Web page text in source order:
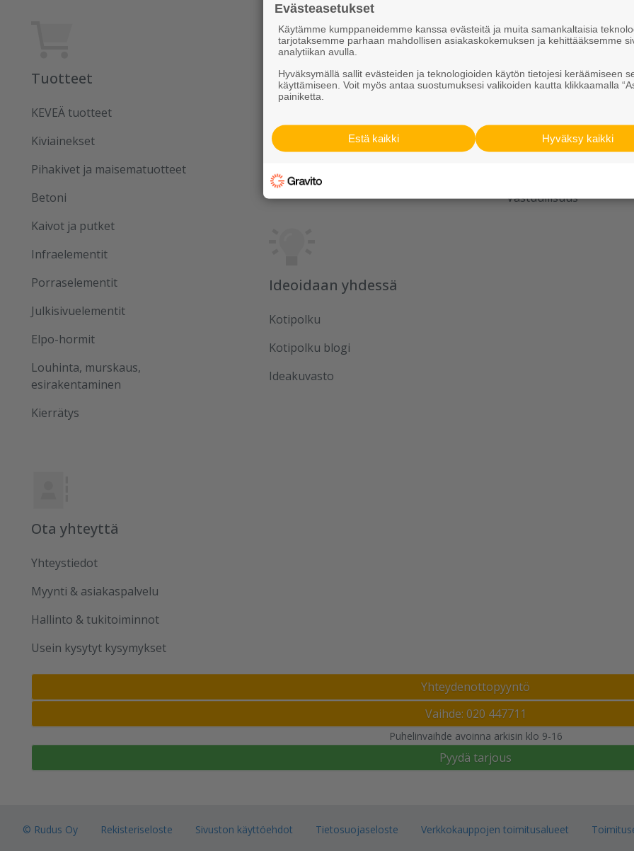
Tuotteet
KEVEÄ tuotteet
Kiviainekset
Pihakivet ja maisematuotteet
Betoni
Kaivot ja putket
Infraelementit
Porraselementit
Julkisivuelementit
Elpo-hormit
Louhinta, murskaus,
esirakentaminen
Kierrätys
Rudus
Referenssit
Ideoidaan yhdessä
Kotipolku
Kotipolku blogi
Ideakuvasto
Tutustu meihin
Palvelut
Vastuullisuus
Ota yhteyttä
Yhteystiedot
Myynti & asiakaspalvelu
Hallinto & tukitoiminnot
Usein kysytyt kysymykset
Yhteydenottopyyntö
Vaihde: 020 447711
Puhelinvaihde avoinna arkisin klo 9-16
Pyydä tarjous
© Rudus Oy Rekisteriseloste Sivuston käyttöehdot Tietosuojaseloste Verkkokauppojen toimitusalueet
Evästeasetukset
Käytämme kumppaneidemme kanssa evästeitä ja muita samankaltaisia
tarjotaksemme parhaan mahdollisen asiakaskokemuksen ja kehittääksemme
analytiikan avulla.
Hyväksymällä sallit evästeiden ja teknologioiden käytön tietojesi keräämiseen
käyttämiseen. Voit myös antaa suostumuksesi valikoiden kautta klikkaamalla
painiketta.
Hyväksy kaikki
Estä kaikki